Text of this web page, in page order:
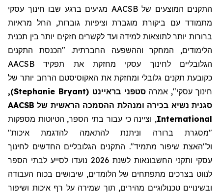
התקנים המוצעים של AACSB מגיעים ברגע שבו חינוך עסקי
מתמודד עם ביקורת מוגברת וציפיותגוברות, החל מראיות
ברורות יותר לתוצאות למידה ועד לקשרים חזקים יותר בין תכנית
הלימודים, המחקר וההשפעה החברתית. "הכנסת התקנים
הגלובליים לחינוך עסקי מחזקת את תפקיד AACSB
כקובעת תקנים גלובלי ומחזקת את האקוסיסטם הרחב יותר של
חינוך עסקי", אמרהסטפניבראיינט (
Stephanie Bryant
)
,
סגנית נשיא בכירה ומנהלת ההסמכה הראשית של AACSB
International, וציינה כי עבור בתי הספר, הטיוטות מספקות
"מסגרת ברורה וניתנת להתאמה להדגמת איכות"
ול"האצתשיפור מתמיד". התקנים הגלובליים החדשים לחינוך
עסקי ותקני החשבונאות לשנת 2026 נועדו לסייע לבתי הספר
לנווט בצרכים מתפתחים של הלומדים, שיבושים בכוח העבודה
ובשינויים טכנולוגיים מהירים, תוך שמירה על רף איכות ושיפור